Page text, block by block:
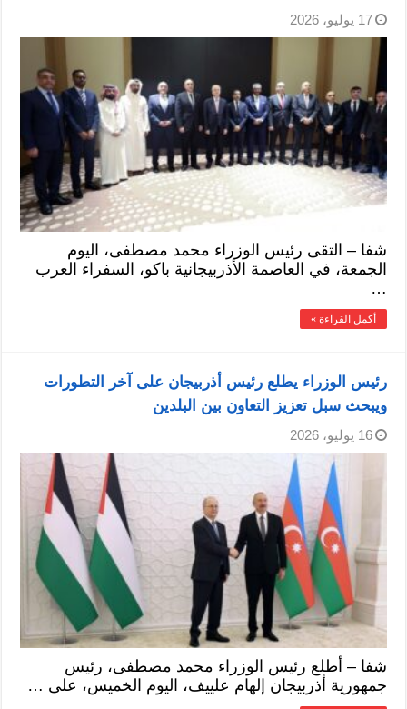
17 يوليو، 2026
شفا – التقى رئيس الوزراء محمد مصطفى، اليوم
الجمعة، في العاصمة الأذربيجانية باكو، السفراء العرب
…
أكمل القراءة »
رئيس الوزراء يطلع رئيس أذربيجان على آخر التطورات
ويبحث سبل تعزيز التعاون بين البلدين
16 يوليو، 2026
شفا – أطلع رئيس الوزراء محمد مصطفى، رئيس
جمهورية أذربيجان إلهام علييف، اليوم الخميس، على …